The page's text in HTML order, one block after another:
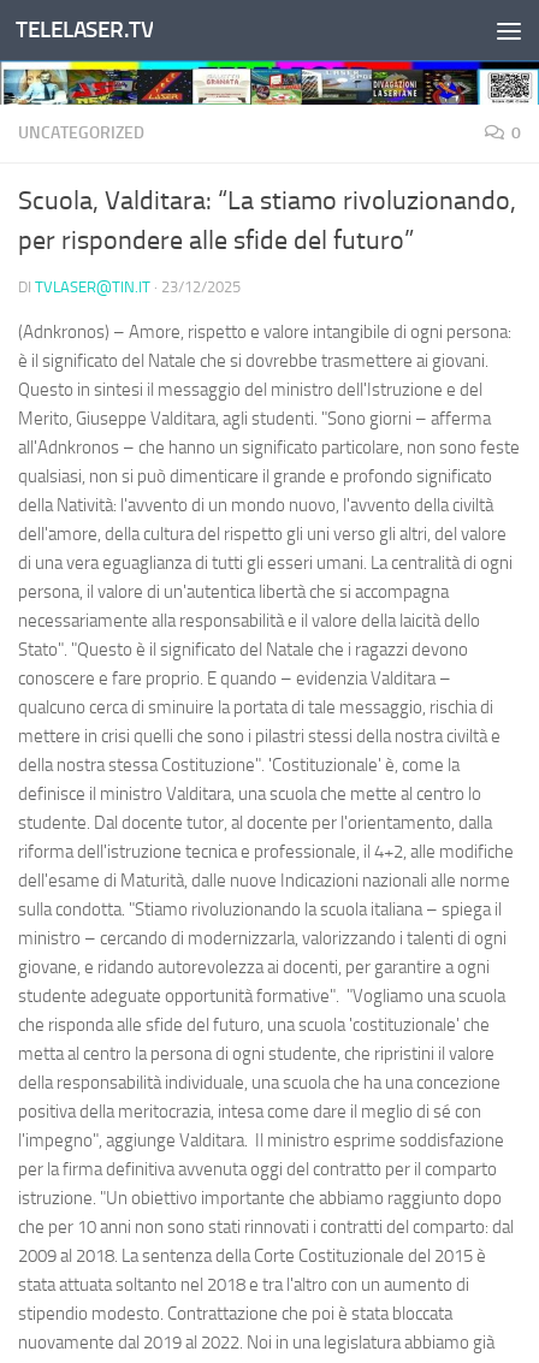
Salta al contenuto
TELELASER.TV
UNCATEGORIZED 0
Scuola, Valditara: “La stiamo rivoluzionando,
per rispondere alle sfide del futuro”
DI TVLASER@TIN.IT · 23/12/2025
(Adnkronos) – Amore, rispetto e valore intangibile di ogni persona:
è il significato del Natale che si dovrebbe trasmettere ai giovani.
Questo in sintesi il messaggio del ministro dell'Istruzione e del
Merito, Giuseppe Valditara, agli studenti. "Sono giorni – afferma
all'Adnkronos – che hanno un significato particolare, non sono feste
qualsiasi, non si può dimenticare il grande e profondo significato
della Natività: l'avvento di un mondo nuovo, l'avvento della civiltà
dell'amore, della cultura del rispetto gli uni verso gli altri, del valore
di una vera eguaglianza di tutti gli esseri umani. La centralità di ogni
persona, il valore di un'autentica libertà che si accompagna
necessariamente alla responsabilità e il valore della laicità dello
Stato". "Questo è il significato del Natale che i ragazzi devono
conoscere e fare proprio. E quando – evidenzia Valditara –
qualcuno cerca di sminuire la portata di tale messaggio, rischia di
mettere in crisi quelli che sono i pilastri stessi della nostra civiltà e
della nostra stessa Costituzione". 'Costituzionale' è, come la
definisce il ministro Valditara, una scuola che mette al centro lo
studente. Dal docente tutor, al docente per l'orientamento, dalla
riforma dell'istruzione tecnica e professionale, il 4+2, alle modifiche
dell'esame di Maturità, dalle nuove Indicazioni nazionali alle norme
sulla condotta. "Stiamo rivoluzionando la scuola italiana – spiega il
ministro – cercando di modernizzarla, valorizzando i talenti di ogni
giovane, e ridando autorevolezza ai docenti, per garantire a ogni
studente adeguate opportunità formative". "Vogliamo una scuola
che risponda alle sfide del futuro, una scuola 'costituzionale' che
metta al centro la persona di ogni studente, che ripristini il valore
della responsabilità individuale, una scuola che ha una concezione
positiva della meritocrazia, intesa come dare il meglio di sé con
l'impegno", aggiunge Valditara. Il ministro esprime soddisfazione
per la firma definitiva avvenuta oggi del contratto per il comparto
istruzione. "Un obiettivo importante che abbiamo raggiunto dopo
che per 10 anni non sono stati rinnovati i contratti del comparto: dal
2009 al 2018. La sentenza della Corte Costituzionale del 2015 è
stata attuata soltanto nel 2018 e tra l'altro con un aumento di
stipendio modesto. Contrattazione che poi è stata bloccata
nuovamente dal 2019 al 2022. Noi in una legislatura abbiamo già